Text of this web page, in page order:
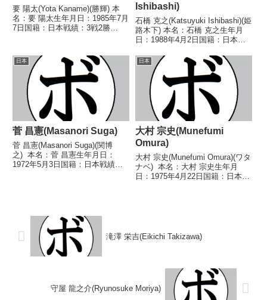
要 陽太(Yota Kaname)(勝輝) 本
名：要 陽太生年月日：1985年7月
7日国籍：日本戦績：3戦2勝
定 0-2(38-38、37-39、36-40) 浅
井...
Ishibashi)
石橋 克之(Katsuyuki Ishibashi)(姫
路木下) 本名：石橋 克之生年月
日：1988年4月2日国籍：日本戦
タイトル】なし 【戦歴】
2021/09/23 ○4R判定 2-0(39-
37、...
日本
菅 昌憲(Masanori Suga)
菅 昌憲(Masanori Suga)(関博
之) 本名：菅 昌憲生年月日：
1972年5月3日国籍：日本戦績：
日本
大村 宗史(Munefumi
Omura)
大村 宗史(Munefumi Omura)(ワタ
ナベ) 本名：大村 宗史生年月
日：1975年4月22日国籍：日本戦
滝澤 栄吉(Eikichi Takizawa)
守屋 龍之介(Ryunosuke Moriya)